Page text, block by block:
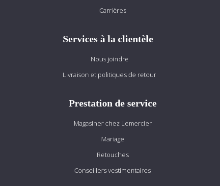
Carrières
Services à la clientèle
Nous joindre
Livraison et politiques de retour
Prestation de service
Magasiner chez Lemercier
Mariage
Retouches
Conseillers vestimentaires